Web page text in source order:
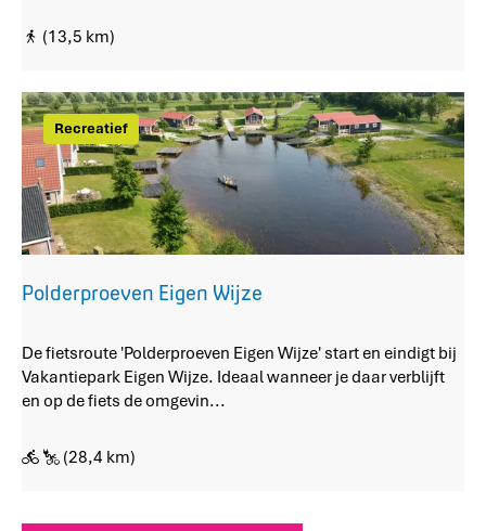
ea
t
e
r
s
p
a
d
u
d
e
r
o
(13,5 km)
Polderproeven Eigen Wijze
P
o
l
e
r
Recreatief
De fietsroute 'Polderproeven Eigen Wijze' start en eindigt bij
Vakantiepark Eigen Wijze. Ideaal wanneer je daar verblijft
en op de fiets de omgevin...
(28,4 km)